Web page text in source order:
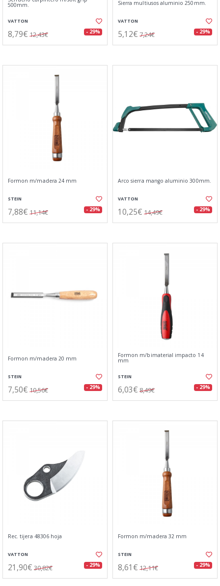
500mm.
VATTON
8,79€ 12,43€ - 29%
Sierra multiusos aluminio 250mm.
VATTON
5,12€ 7,24€ - 29%
Formon m/madera 24 mm
STEIN
7,88€ 11,14€ - 29%
Arco sierra mango aluminio 300mm.
VATTON
10,25€ 14,49€ - 29%
Formon m/madera 20 mm
STEIN
7,50€ 10,56€ - 29%
Formon m/bimaterial impacto 14
mm
STEIN
6,03€ 8,49€ - 29%
Rec. tijera 48306 hoja
VATTON
21,90€ 30,82€ - 29%
Formon m/madera 32 mm
STEIN
8,61€ 12,11€ - 29%